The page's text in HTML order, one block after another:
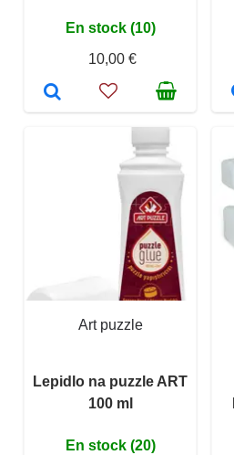
En stock (10)
10,00 €
Art puzzle
Lepidlo na puzzle ART
100 ml
En stock (20)